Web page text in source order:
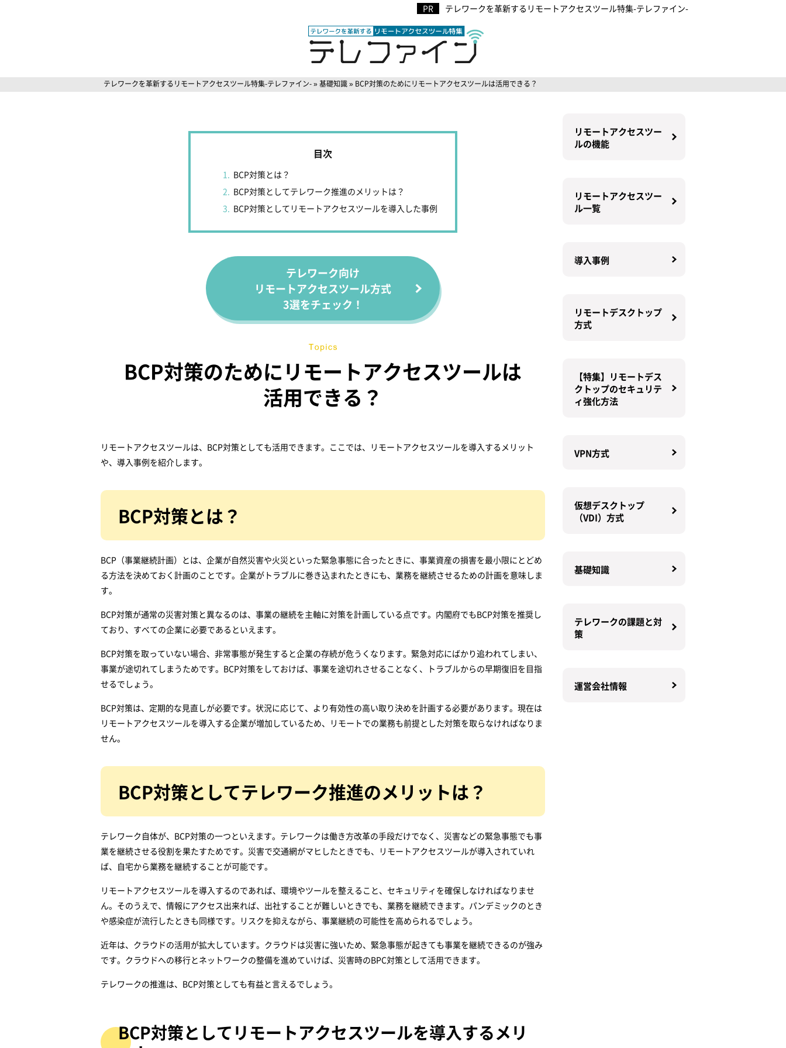
テレワークを革新するリモートアクセスツール特集-テレファイン-
テレワークを革新するリモートアクセスツール特集-テレファイン-»基礎知識» BCP対策のためにリモートアクセスツールは活用できる？
BCP対策とは？
BCP対策としてテレワーク推進のメリットは？
BCP対策としてリモートアクセスツールを導入した事例
テレワーク向け
リモートアクセスツール方式
3選をチェック！
BCP対策のためにリモートアクセスツールは
活用できる？
リモートアクセスツールは、BCP対策としても活用できます。ここでは、リモートアクセスツールを導入するメリット
や、導入事例を紹介します。
BCP対策とは？
BCP（事業継続計画）とは、企業が自然災害や火災といった緊急事態に合ったときに、事業資産の損害を最小限にとどめ
る方法を決めておく計画のことです。企業がトラブルに巻き込まれたときにも、業務を継続させるための計画を意味しま
す。
BCP対策が通常の災害対策と異なるのは、事業の継続を主軸に対策を計画している点です。内閣府でもBCP対策を推奨し
ており、すべての企業に必要であるといえます。
BCP対策を取っていない場合、非常事態が発生すると企業の存続が危うくなります。緊急対応にばかり追われてしまい、
事業が途切れてしまうためです。BCP対策をしておけば、事業を途切れさせることなく、トラブルからの早期復旧を目指
せるでしょう。
BCP対策は、定期的な見直しが必要です。状況に応じて、より有効性の高い取り決めを計画する必要があります。現在は
リモートアクセスツールを導入する企業が増加しているため、リモートでの業務も前提とした対策を取らなければなりま
せん。
BCP対策としてテレワーク推進のメリットは？
テレワーク自体が、BCP対策の一つといえます。テレワークは働き方改革の手段だけでなく、災害などの緊急事態でも事
業を継続させる役割を果たすためです。災害で交通網がマヒしたときでも、リモートアクセスツールが導入されていれ
ば、自宅から業務を継続することが可能です。
リモートアクセスツールを導入するのであれば、環境やツールを整えること、セキュリティを確保しなければなりませ
ん。そのうえで、情報にアクセス出来れば、出社することが難しいときでも、業務を継続できます。パンデミックのとき
や感染症が流行したときも同様です。リスクを抑えながら、事業継続の可能性を高められるでしょう。
近年は、クラウドの活用が拡大しています。クラウドは災害に強いため、緊急事態が起きても事業を継続できるのが強み
です。クラウドへの移行とネットワークの整備を進めていけば、災害時のBPC対策として活用できます。
テレワークの推進は、BCP対策としても有益と言えるでしょう。
BCP対策としてリモートアクセスツールを導入するメリ
リモートアクセスツー
ルの機能
リモートアクセスツー
ル一覧
導入事例
リモートデスクトップ
方式
【特集】リモートデス
クトップのセキュリテ
ィ強化方法
VPN方式
仮想デスクトップ
（VDI）方式
基礎知識
テレワークの課題と対
策
運営会社情報